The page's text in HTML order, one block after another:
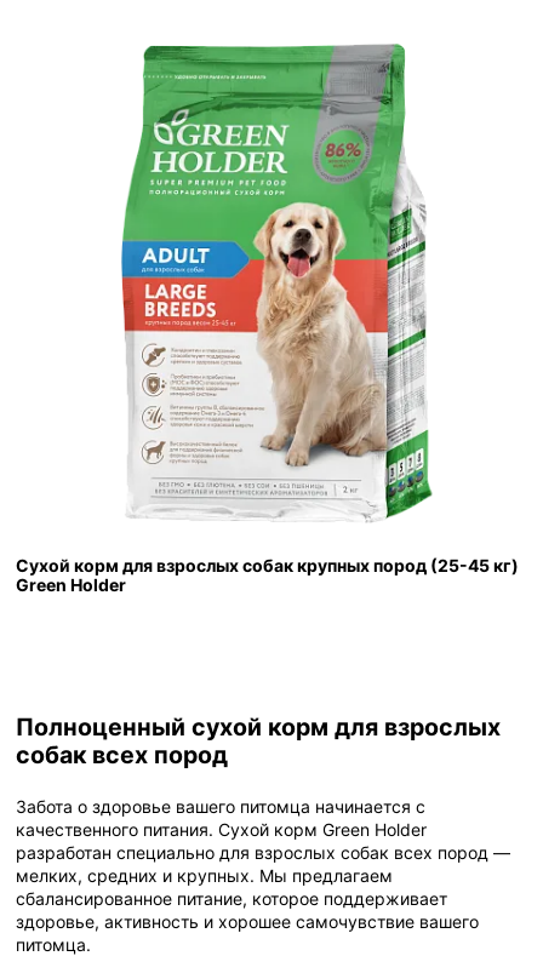
Сухой корм для взрослых собак крупных пород (25-45 кг)
Green Holder
Полноценный сухой корм для взрослых
собак всех пород
Забота о здоровье вашего питомца начинается с
качественного питания. Сухой корм Green Holder
разработан специально для взрослых собак всех пород —
мелких, средних и крупных. Мы предлагаем
сбалансированное питание, которое поддерживает
здоровье, активность и хорошее самочувствие вашего
питомца.